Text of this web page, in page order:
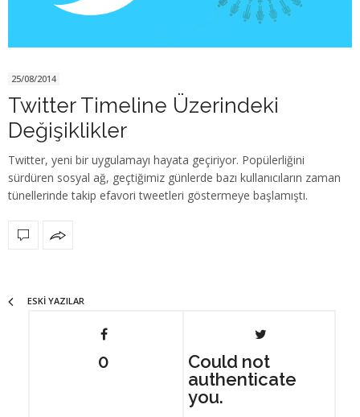
25/08/2014
Twitter Timeline Üzerindeki
Değişiklikler
Twitter, yeni bir uygulamayı hayata geçiriyor. Popülerliğini
sürdüren sosyal ağ, geçtiğimiz günlerde bazı kullanıcıların zaman
tünellerinde takip efavori tweetleri göstermeye başlamıştı.
ESKI YAZILAR
0
Could not
authenticate
you.